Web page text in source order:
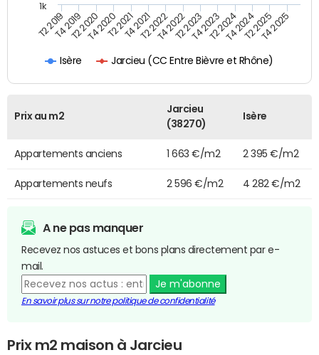
Isère Jarcieu (CC Entre Bièvre et Rhône)
T2 2019T4 2019T2 2020T4 2020T2 2021T4 2021T2 2022T4 2022T2 2023T4 2023T2 2024T4 2024T2 2025T4 2025
1k
Prix au m2
Jarcieu
(38270)
Isère
Appartements anciens 1 663 €/m2 2 395 €/m2
Appartements neufs 2 596 €/m2 4 282 €/m2
A ne pas manquer
Recevez nos astuces et bons plans directement par e-
mail.
Je m'abonne
En savoir plus sur notre politique de confidentialité
Prix m2 maison à Jarcieu